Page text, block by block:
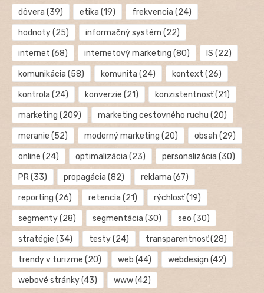
dôvera (39) etika (19) frekvencia (24)
hodnoty(25) informačný systém (22)
internet (68) internetový marketing (80) IS (22)
komunikácia (58) komunita (24) kontext (26)
kontrola (24) konverzie (21) konzistentnosť(21)
marketing (209) marketing cestovného ruchu (20)
meranie (52) moderný marketing (20) obsah (29)
online (24) optimalizácia (23) personalizácia (30)
PR(33) propagácia (82) reklama (67)
reporting (26) retencia (21) rýchlosť(19)
segmenty(28) segmentácia (30) seo (30)
stratégie (34) testy(24) transparentnosť(28)
trendy v turizme (20) web (44) webdesign (42)
webové stránky(43) www(42)